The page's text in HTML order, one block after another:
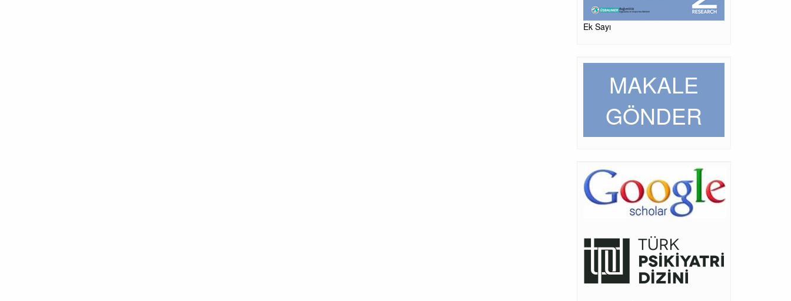
Ek Sayı
MAKALE
GÖNDER